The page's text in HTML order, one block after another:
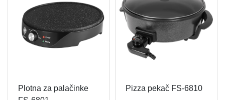
O NAMA
Plotna za palačinke
Pizza pekač FS-6810